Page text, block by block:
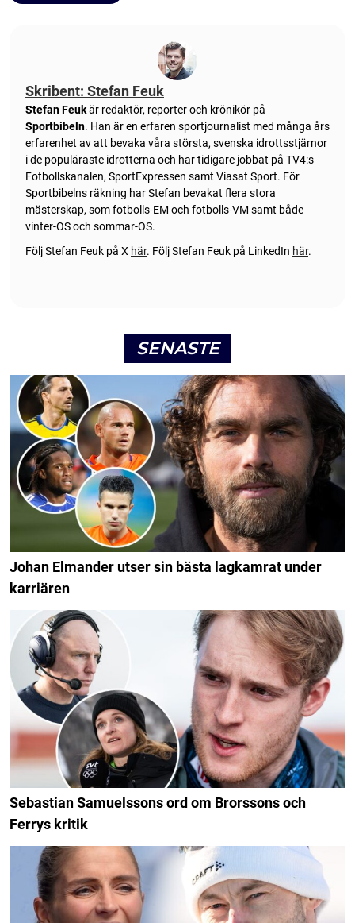
Skribent: Stefan Feuk
Stefan Feukär redaktör, reporter och krönikör på
Sportbibeln. Han är en erfaren sportjournalist med många års
erfarenhet av att bevaka våra största, svenska idrottsstjärnor
i de populäraste idrotterna och har tidigare jobbat på TV4:s
Fotbollskanalen, SportExpressen samt Viasat Sport. För
Sportbibelns räkning har Stefan bevakat flera stora
mästerskap, som fotbolls-EM och fotbolls-VM samt både
vinter-OS och sommar-OS.
Följ Stefan Feuk på X här. Följ Stefan Feuk på LinkedIn här.
SENASTE
Johan Elmander utser sin bästa lagkamrat under
karriären
Sebastian Samuelssons ord om Brorssons och
Ferrys kritik